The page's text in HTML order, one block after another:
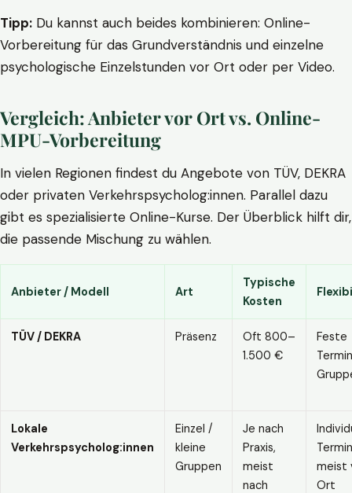
Tipp: Du kannst auch beides kombinieren: Online-
Vorbereitung für das Grundverständnis und einzelne
psychologische Einzelstunden vor Ort oder per Video.
Vergleich: Anbieter vor Ort vs. Online-
MPU-Vorbereitung
In vielen Regionen findest du Angebote von TÜV, DEKRA
oder privaten Verkehrspsycholog:innen. Parallel dazu
gibt es spezialisierte Online-Kurse. Der Überblick hilft dir,
die passende Mischung zu wählen.
Anbieter / Modell Art
Typische
Kosten
TÜV / DEKRA Präsenz
Oft 800–
1.500 €
Feste
Lokale
Verkehrspsycholog:innen
Einzel /
kleine
Gruppen
Je nach
Praxis,
meist
nach
meist
Ort